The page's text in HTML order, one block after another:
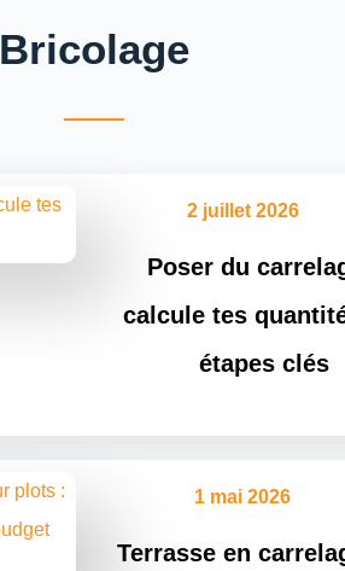
Bricolage
2 juillet 2026
Poser du
calcule tes
étapes clés
1 mai 2026
Terrasse en